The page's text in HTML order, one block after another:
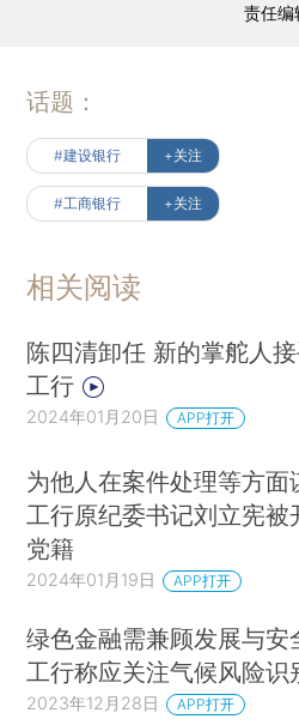
责任编
话题：
#建设银行 +关注
#工商银行 +关注
相关阅读
陈四清卸任 新的掌舵人
工行
2024年01月20日 APP打开
为他人在案件处理等方面
工行原纪委书记刘立宪被
党籍
2024年01月19日 APP打开
绿色金融需兼顾发展与安
工行称应关注气候风险识
2023年12月28日 APP打开